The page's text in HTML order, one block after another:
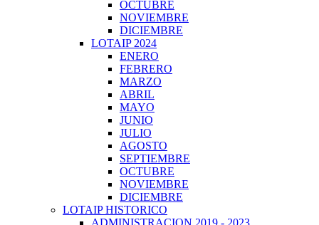
OCTUBRE
NOVIEMBRE
DICIEMBRE
LOTAIP 2024
ENERO
FEBRERO
MARZO
ABRIL
MAYO
JUNIO
JULIO
AGOSTO
SEPTIEMBRE
OCTUBRE
NOVIEMBRE
DICIEMBRE
LOTAIP HISTORICO
ADMINISTRACION 2019 - 2023